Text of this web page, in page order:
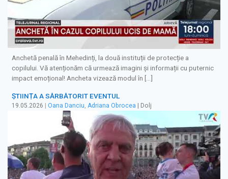
Anchetă penală în Mehedinți, la două instituții de protecție a
copilului. Vă atenționăm că urmează imagini și informații cu puternic
impact emoțional! Ancheta vizează modul în […]
ȘTIINȚA A SĂRBĂTORIT EVENTUL
19.05.2026 | Oana Danciu Adriana Obrocea | Dolj